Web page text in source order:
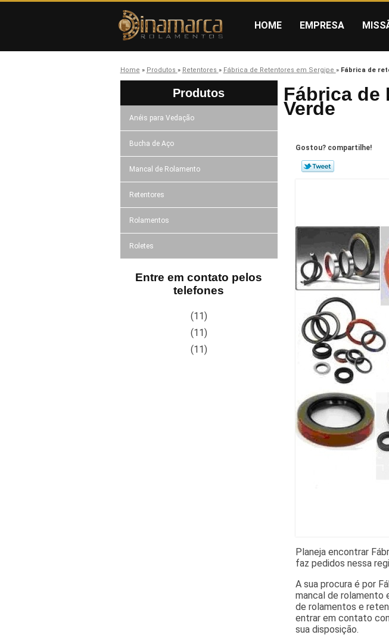
HOME EMPRESA
Home » Produtos » Retentores » Fábrica de Retentores em Sergipe » Fábrica de
Produtos
Anéis para Vedação
Bucha de Aço
Mancal de Rolamento
Retentores
Rolamentos
Roletes
Entre em contato pelos
telefones
(11)
(11)
(11)
Fábrica de
Verde
Gostou? compartilhe!
Planeja encontrar
faz pedidos nessa
A sua procura é por
mancal de rolamento
de rolamentos e
entrar em contato
sua disposição.